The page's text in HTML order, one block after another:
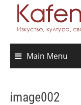
Main Menu
image002